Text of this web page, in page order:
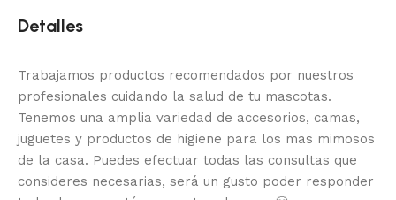
Detalles
Trabajamos productos recomendados por nuestros
profesionales cuidando la salud de tu mascotas.
Tenemos una amplia variedad de accesorios, camas,
juguetes y productos de higiene para los mas mimosos
de la casa. Puedes efectuar todas las consultas que
consideres necesarias, será un gusto poder responder